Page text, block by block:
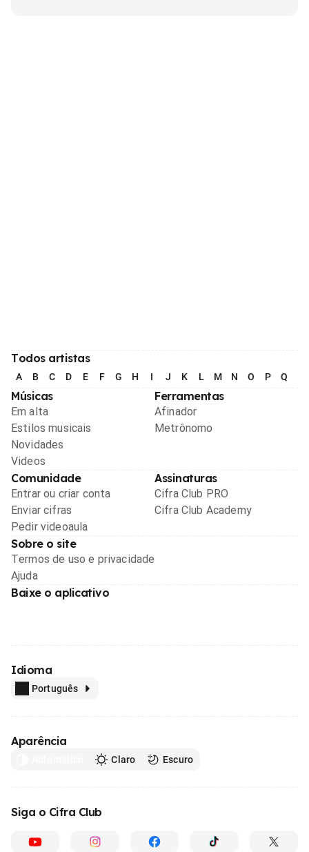
Todos artistas
A B C D E F G H I J K L M N O P Q
Músicas
Em alta
Estilos musicais
Novidades
Videos
Ferramentas
Afinador
Metrônomo
Comunidade
Entrar ou criar conta
Enviar cifras
Pedir videoaula
Assinaturas
Cifra Club PRO
Cifra Club Academy
Sobre o site
Termos de uso e privacidade
Ajuda
Baixe o aplicativo
Idioma
Português
Aparência
Claro Escuro
Siga o Cifra Club